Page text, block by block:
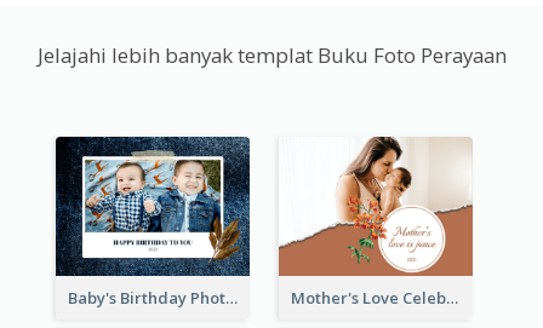
Jelajahi lebih banyak templat Buku Foto Perayaan
Baby's Birthday Photo Book Mother's Love Celebration Photo Book